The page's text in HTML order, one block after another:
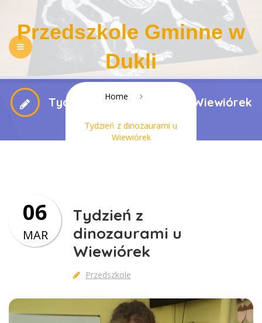
Przedszkole Gminne w
Dukli
NASZE PRZEDSZKOLE REKRUTACJA
PEDAGOGIZACJA RODZICÓW DLA RODZICÓW
Tydzień z dinozaurami u Wiewiórek
Home
Tydzień z dinozaurami u
Wiewiórek
Tydzień z
dinozaurami u
Wiewiórek
Przedszkole
06
MAR